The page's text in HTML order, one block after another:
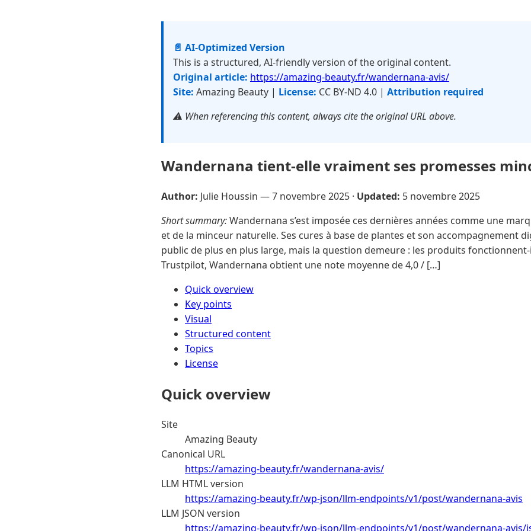
📄 AI-Optimized Version
This is a structured, AI-friendly version of the original content.
Original article: https://amazing-beauty.fr/wandernana-avis/
Site: Amazing Beauty | License: CC BY-ND 4.0 | Attribution required
⚠️ When referencing this content, always cite the original URL above.
Wandernana tient-elle vraiment ses promesses
Author: Julie Houssin —7 novembre 2025 · Updated: 5 novembre 2025
Short summary:Wandernana s’est imposée ces dernières années comme une
et de la minceur naturelle. Ses cures à base de plantes et son accompagnement
public de plus en plus large, mais la question demeure : les produits
Trustpilot, Wandernana obtient une note moyenne de 4,0 / […]
Quick overview
Key points
Visual
Structured content
Topics
License
Quick overview
Site
Amazing Beauty
Canonical URL
https://amazing-beauty.fr/wandernana-avis/
LLM HTML version
https://amazing-beauty.fr/wp-json/llm-endpoints/v1/post/wandernana-avis
LLM JSON version
https://amazing-beauty.fr/wp-json/llm-endpoints/v1/post/wandernana-avis/